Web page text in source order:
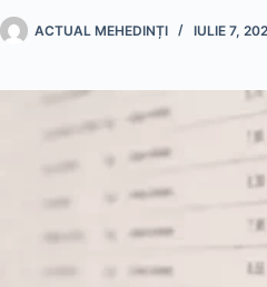
ACTUAL MEHEDINȚI IULIE 7,